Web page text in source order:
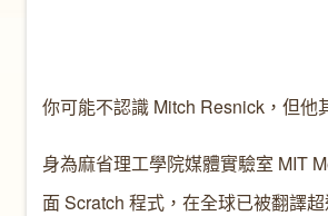
你可能不認識 Mitch Resnick，但他
身為麻省理工學院媒體實驗室 MIT
面 Scratch 程式，在全球已被翻譯